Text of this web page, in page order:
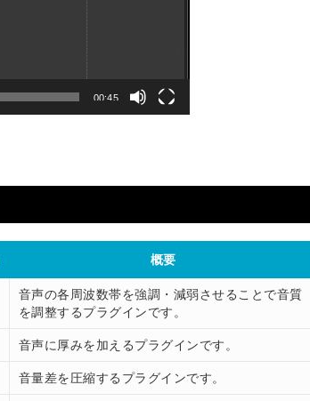
00:45
概要
音声の各周波数帯を強調・減弱させることで音質
を調整するプラグインです。
音声に厚みを加えるプラグインです。
音量差を圧縮するプラグインです。